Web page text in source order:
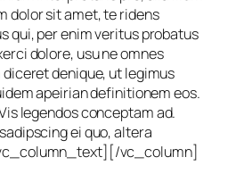
dolor sit amet, te ridens
qui, per enim veritus probatus
dolore, usu ne omnes
denique, ut legimus
apeirian definitionem eos.
legendos conceptam ad.
ei quo, altera
vc_column]